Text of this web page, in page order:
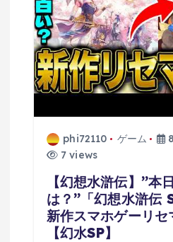
phi72110 ゲーム
7 views
【幻想水滸伝】”本
は？”「幻想水滸伝
新作スマホゲーリセ
【幻水SP】